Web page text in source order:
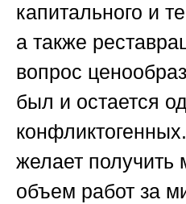
капитального и
а также
вопрос
был и остается
желает получить
объем работ за